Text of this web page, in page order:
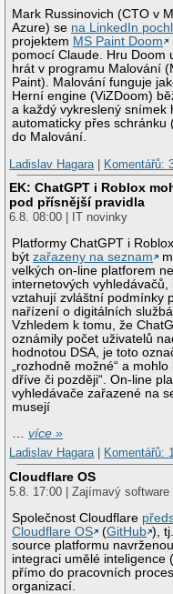
Mark Russinovich (CTO v
Azure) se na LinkedIn
projektem MS Paint Doom
pomocí Claude. Hru Doom
hrát v programu Malování
Paint). Malování funguje
Herní engine (ViZDoom)
a každý vykreslený snímek
automaticky přes schránku
do Malování.
Ladislav Hagara
Komentářů:
EK: ChatGPT i Roblox
pod přísnější pravidla
6.8. 08:00 | IT novinky
Platformy ChatGPT i
býtzařazeny na seznam
velkých on-line platforem
internetových vyhledávačů,
vztahují zvláštní podmínky
nařízení o digitálních
Vzhledem k tomu, že
oznámily počet uživatelů
hodnotou DSA, je toto
„rozhodně možné“ a mohlo
dříve či později“. On-line
vyhledávače zařazené na
musejí
…více »
Ladislav Hagara| Komentářů:
Cloudflare OS
5.8. 17:00 | Zajímavý software
Společnost Cloudflare
Cloudflare OS
(GitHub ),
source platformu
integraci umělé inteligence
přímo do pracovních
organizací.